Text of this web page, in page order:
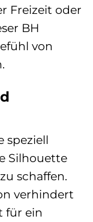
Freizeit oder
BH
von
speziell
Silhouette
schaffen.
verhindert
für ein